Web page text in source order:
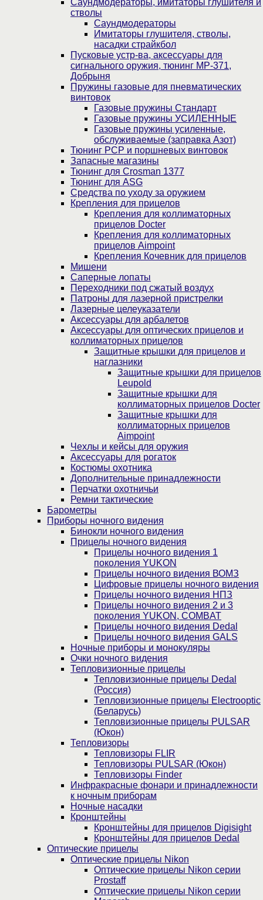
Саундмодераторы, имитаторы глушителя и
стволы
Саундмодераторы
Имитаторы глушителя, стволы,
насадки страйкбол
Пусковые устр-ва, аксессуары для
сигнального оружия, тюнинг МР-371,
Добрыня
Пружины газовые для пневматических
винтовок
Газовые пружины Стандарт
Газовые пружины УСИЛЕННЫЕ
Газовые пружины усиленные,
обслуживаемые (заправка Азот)
Тюнинг PCP и поршневых винтовок
Запасные магазины
Тюнинг для Crosman 1377
Тюнинг для ASG
Средства по уходу за оружием
Крепления для прицелов
Крепления для коллиматорных
прицелов Docter
Крепления для коллиматорных
прицелов Aimpoint
Крепления Кочевник для прицелов
Мишени
Саперные лопаты
Переходники под сжатый воздух
Патроны для лазерной пристрелки
Лазерные целеуказатели
Аксессуары для арбалетов
Аксессуары для оптических прицелов и
коллиматорных прицелов
Защитные крышки для прицелов и
наглазники
Защитные крышки для прицелов
Leupold
Защитные крышки для
коллиматорных прицелов Docter
Защитные крышки для
коллиматорных прицелов
Aimpoint
Чехлы и кейсы для оружия
Аксессуары для рогаток
Костюмы охотника
Дополнительные принадлежности
Перчатки охотничьи
Ремни тактические
Барометры
Приборы ночного видения
Бинокли ночного видения
Прицелы ночного видения
Прицелы ночного видения 1
поколения YUKON
Прицелы ночного видения ВОМЗ
Цифровые прицелы ночного видения
Прицелы ночного видения НПЗ
Прицелы ночного видения 2 и 3
поколения YUKON, COMBAT
Прицелы ночного видения Dedal
Прицелы ночного видения GALS
Ночные приборы и монокуляры
Очки ночного видения
Тепловизионные прицелы
Тепловизионные прицелы Dedal
(Россия)
Тепловизионные прицелы Electrooptic
(Беларусь)
Тепловизионные прицелы PULSAR
(Юкон)
Тепловизоры
Тепловизоры FLIR
Тепловизоры PULSAR (Юкон)
Тепловизоры Finder
Инфракрасные фонари и принадлежности
к ночным приборам
Ночные насадки
Кронштейны
Кронштейны для прицелов Digisight
Кронштейны для прицелов Dedal
Оптические прицелы
Оптические прицелы Nikon
Оптические прицелы Nikon серии
Prostaff
Оптические прицелы Nikon серии